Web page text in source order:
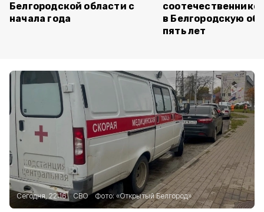
Белгородской области с
начала года
в Белгородскую
пять лет
Сегодня, 22:16 СВО Фото:«Открытый Белгород»